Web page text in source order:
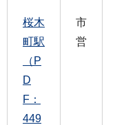
桜木
町駅
（P
D
F：
449
市
営